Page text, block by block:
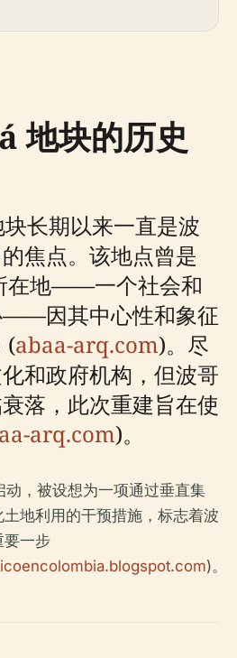
地块的历史
长期以来一直是波
焦点。该地点曾是
在地——一个社会和
——因其中心性和象征
(abaa-arq.com)。尽
和政府机构，但波哥
落，此次重建旨在使
arq.com)。
动，被设想为一项通过垂直集
地利用的干预措施，标志着波
要一步
)。